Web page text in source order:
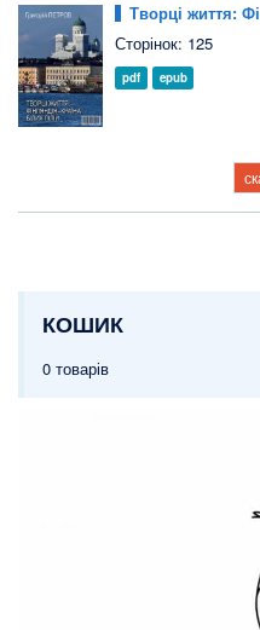
Творці життя:
Сторінок: 125
pdf epub
КОШИК
0 товарів